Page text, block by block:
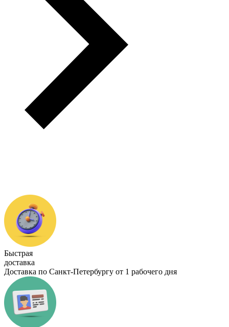
Быстрая
доставка
Доставка по Санкт-Петербургу от 1 рабочего дня